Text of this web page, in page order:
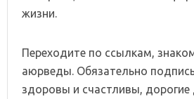
жизни.
Переходите по ссылкам,
аюрведы. Обязательно
здоровы и счастливы, дорогие